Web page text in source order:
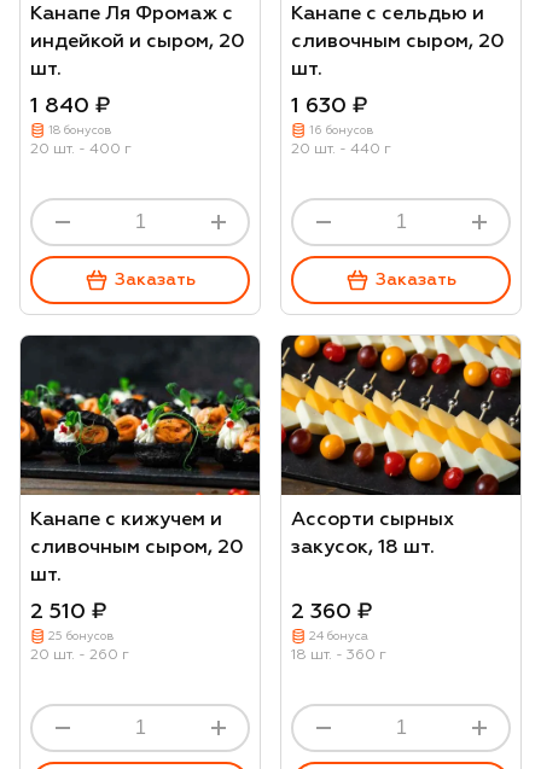
Канапе Ля Фромаж с
индейкой и сыром, 20
шт.
1 840 ₽
18 бонусов
20 шт. - 400 г
Заказать
Канапе с сельдью и
сливочным сыром, 20
шт.
1 630 ₽
16 бонусов
20 шт. - 440 г
Заказать
Канапе с кижучем и
сливочным сыром, 20
шт.
2 510 ₽
25 бонусов
20 шт. - 260 г
Ассорти сырных
закусок, 18 шт.
2 360 ₽
24 бонуса
18 шт. - 360 г